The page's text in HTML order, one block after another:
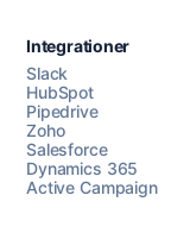
Chattez avec
Integrationer
Slack
HubSpot
Pipedrive
Zoho
Salesforce
Dynamics 365
Active Campaign